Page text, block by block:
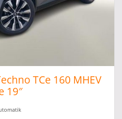
TCe 160 MHEV
19″